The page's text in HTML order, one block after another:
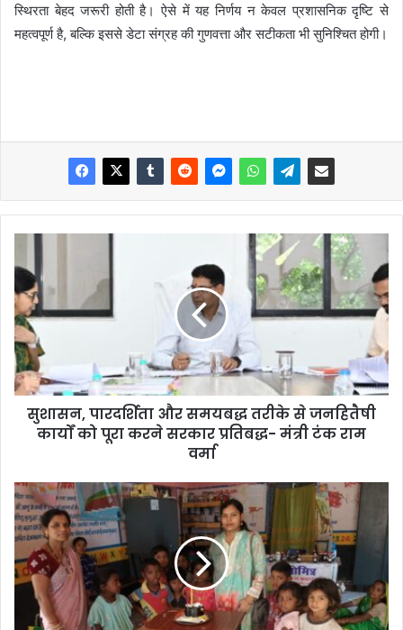
स्थिरता बेहद जरूरी होती है। ऐसे में यह निर्णय न केवल प्रशासनिक दृष्टि से
महत्वपूर्ण है, बल्कि इससे डेटा संग्रह की गुणवत्ता और सटीकता भी सुनिश्चित होगी।
सुशासन, पारदर्शिता और समयबद्ध तरीके से जनहितैषी
कार्यों को पूरा करने सरकार प्रतिबद्ध- मंत्री टंक राम
वर्मा